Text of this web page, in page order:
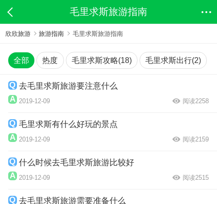
毛里求斯旅游指南
欣欣旅游 旅游指南 毛里求斯旅游指南
全部 热度 毛里求斯攻略(18) 毛里求斯出行(2)
去毛里求斯旅游要注意什么
2019-12-09 阅读2258
毛里求斯有什么好玩的景点
2019-12-09 阅读2159
什么时候去毛里求斯旅游比较好
2019-12-09 阅读2515
去毛里求斯旅游需要准备什么